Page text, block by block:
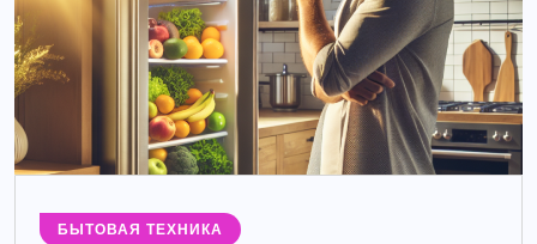
БЫТОВАЯ ТЕХНИКА